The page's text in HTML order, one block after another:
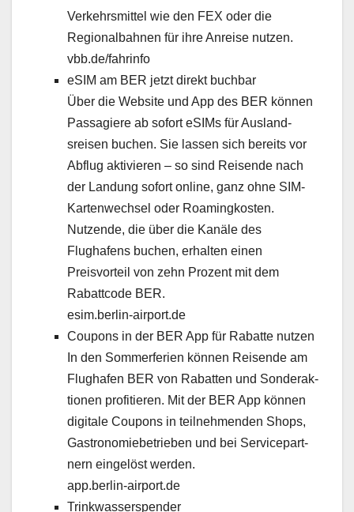
Verkehrsmit­tel wie den FEX oder die
Region­al­bah­nen für ihre Anreise nutzen.
vbb.de/fahrinfo
eSIM am BER jet­zt direkt buch­bar
Über die Web­site und App des BER kön­nen
Pas­sagiere ab sofort eSIMs für Aus­land­
sreisen buchen. Sie lassen sich bere­its vor
Abflug aktivieren – so sind Reisende nach
der Lan­dung sofort online, ganz ohne SIM-
Karten­wech­sel oder Roam­ingkosten.
Nutzende, die über die Kanäle des
Flughafens buchen, erhal­ten einen
Preisvorteil von zehn Prozent mit dem
Rabattcode BER.
esim.berlin-airport.de
Coupons in der BER App für Rabat­te nutzen
In den Som­mer­fe­rien kön­nen Reisende am
Flughafen BER von Rabat­ten und Son­der­ak­
tio­nen prof­i­tieren. Mit der BER App kön­nen
dig­i­tale Coupons in teil­nehmenden Shops,
Gas­tronomiebe­trieben und bei Ser­vi­cepart­
nern ein­gelöst wer­den.
app.berlin-airport.de
Trinkwasser­spender